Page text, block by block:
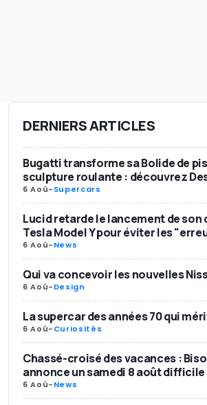
DERNIERS ARTICLES
Bugatti transforme sa Bolide de
sculpture roulante : découvrez
6 Aoû-Supercars
Lucid retarde le lancement de
Tesla Model Y pour éviter les
6 Aoû-News
Qui va concevoir les nouvelles
6 Aoû-Design
La supercar des années 70 qui
6 Aoû-Curiosités
Chassé-croisé des vacances :
annonce un samedi 8 août
6 Aoû-News